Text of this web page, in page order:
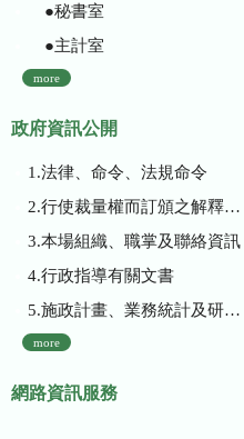
●秘書室
●主計室
more
政府資訊公開
1.法律、命令、法規命令
2.行使裁量權而訂頒之解釋性規定及裁量基準
3.本場組織、職掌及聯絡資訊
4.行政指導有關文書
5.施政計畫、業務統計及研究報告
more
網路資訊服務